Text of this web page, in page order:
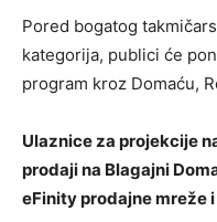
Pored bogatog
kategorija, publici će
program kroz Domaću,
Ulaznice za projekcije
prodaji na Blagajni
eFinity prodajne mreže i